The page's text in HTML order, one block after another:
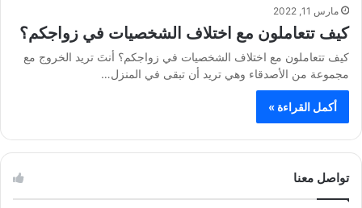
مارس 11, 2022
كيف تتعاملون مع اختلاف الشخصيات في زواجكم؟
كيف تتعاملون مع اختلاف الشخصيات في زواجكم؟ أنتَ تريد الخروج مع
مجموعة من الأصدقاء وهي تريد أن تبقى في المنزل…
أكمل القراءة »
تواصل معنا